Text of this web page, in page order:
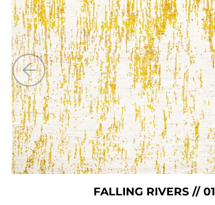
FALLING RIVERS // 01